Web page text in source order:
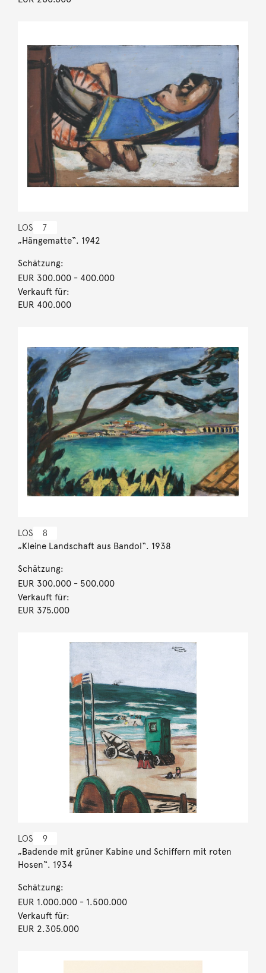
LOS 7
„Hängematte“. 1942
Schätzung:
EUR 300.000- 400.000
Verkauft für:
EUR 400.000
LOS 8
„Kleine Landschaft aus Bandol“. 1938
Schätzung:
EUR 300.000- 500.000
Verkauft für:
EUR 375.000
LOS 9
„Badende mit grüner Kabine und Schiffern mit roten
Hosen“. 1934
Schätzung:
EUR 1.000.000- 1.500.000
Verkauft für:
EUR 2.305.000